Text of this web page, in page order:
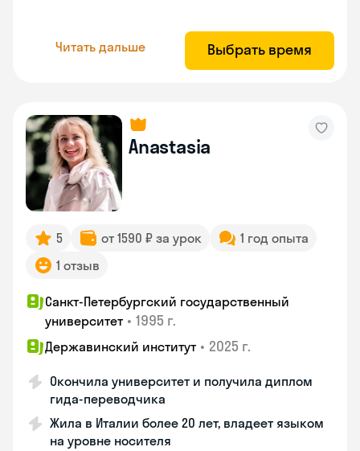
Читать дальше Выбрать время
Anastasia
5 от 1590 ₽ за урок
1 год опыта
1 отзыв
Санкт-Петербургский государственный
университет • 1995 г.
Державинский институт • 2025 г.
Окончила университет и получила диплом
гида-переводчика
Жила в Италии более 20 лет, владеет языком
на уровне носителя